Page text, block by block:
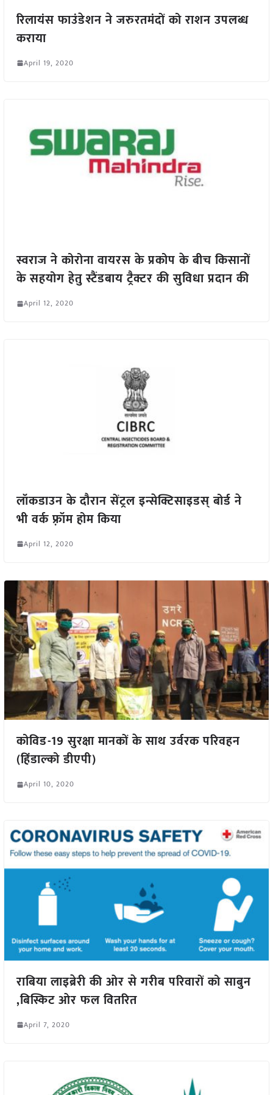
रिलायंस फाउंडेशन ने जरुरतमंदों को राशन उपलब्ध
कराया
April 19, 2020
स्वराज ने कोरोना वायरस के प्रकोप के बीच किसानों
के सहयोग हेतु स्टैंडबाय ट्रैक्टर की सुविधा प्रदान की
April 12, 2020
लॉकडाउन के दौरान सेंट्रल इन्सेक्टिसाइडस् बोर्ड ने
भी वर्क फ़्रॉम होम किया
April 12, 2020
कोविड-19 सुरक्षा मानकों के साथ उर्वरक परिवहन
(हिंडाल्को डीएपी)
April 10, 2020
राबिया लाइब्रेरी की ओर से गरीब परिवारों को साबुन
,बिस्किट ओर फल वितरित
April 7, 2020